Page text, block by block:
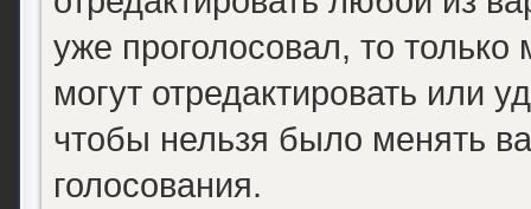
уже проголосовал, то
могут отредактировать или
чтобы нельзя было менять
голосования.